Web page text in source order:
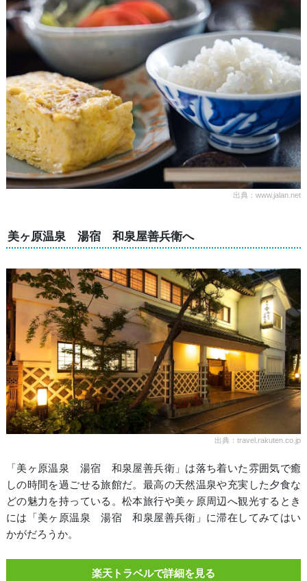
出典：www.jalan.net
美ヶ原温泉 湯宿 和泉屋善兵衛へ
出典：travel.rakuten.co.jp
「美ヶ原温泉 湯宿 和泉屋善兵衛」は落ち着いた雰囲気で癒
しの時間を過ごせる旅館だ。最高の天然温泉や充実した夕食な
どの魅力を持っている。松本旅行や美ヶ原周辺へ観光するとき
には「美ヶ原温泉 湯宿 和泉屋善兵衛」に滞在してみてはい
かがだろうか。
楽天トラベルで詳細を見る